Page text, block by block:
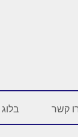
קשר בלוג